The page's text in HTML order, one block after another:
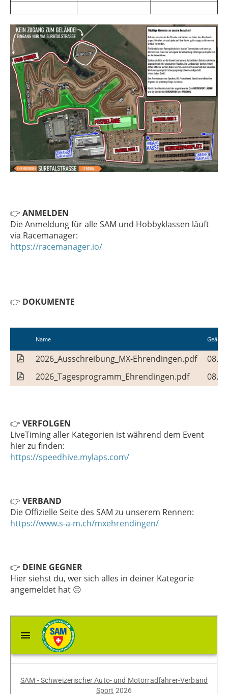
👉 ANMELDEN
Die Anmeldung für alle SAM und Hobbyklassen läuft
via Racemanager:
https://racemanager.io/
👉 DOKUMENTE
Name
2026_Ausschreibung_MX-Ehrendingen.pdf
2026_Tagesprogramm_Ehrendingen.pdf
👉 VERFOLGEN
LiveTiming aller Kategorien ist während dem Event
hier zu finden:
https://speedhive.mylaps.com/
👉 VERBAND
Die Offizielle Seite des SAM zu unserem Rennen:
https://www.s-a-m.ch/mxehrendingen/
👉 DEINE GEGNER
Hier siehst du, wer sich alles in deiner Kategorie
angemeldet hat 😑